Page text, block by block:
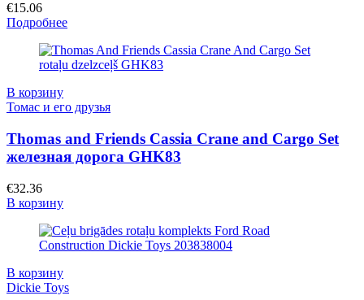
€15.06
Подробнее
В корзину
Томас и его друзья
Thomas and Friends Cassia Crane and Cargo Set
железная дорога GHK83
€32.36
В корзину
В корзину
Dickie Toys